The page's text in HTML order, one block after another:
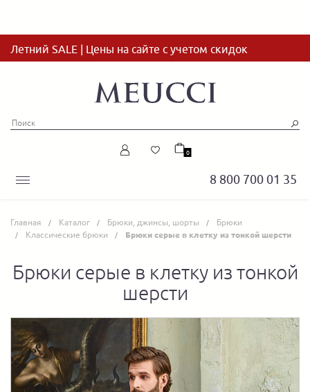
Летний SALE | Цены на сайте с учетом скидок
8 800 700 01 35
0
Главная Каталог Брюки, джинсы, шорты
Брюки
Классические брюки
Брюки серые в клетку из тонкой шерсти
Брюки серые в клетку из тонкой
шерсти